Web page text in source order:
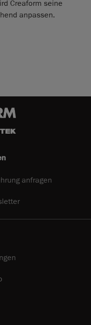
Creaform seine
anpassen.
anfragen